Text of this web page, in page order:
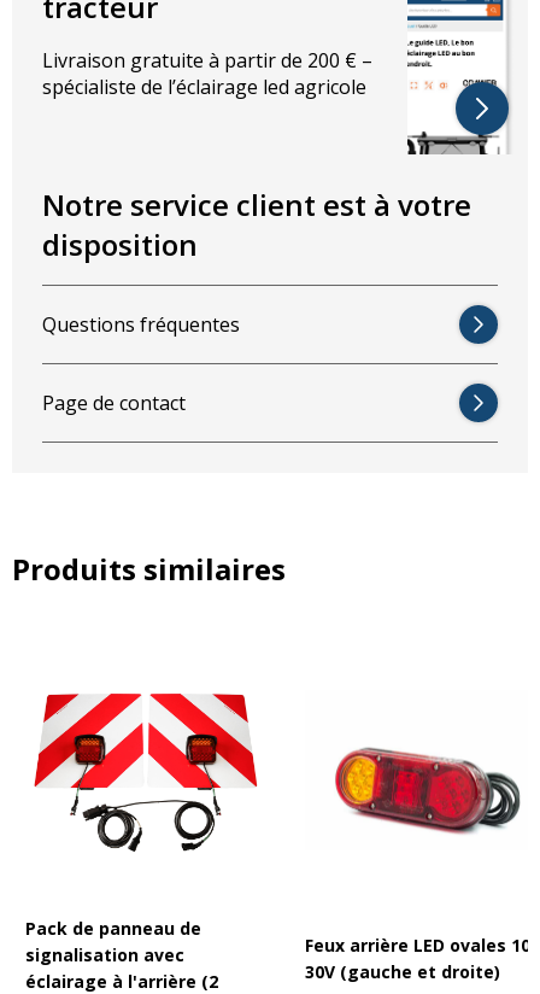
Livraison gratuite à partir de 200 € –
spécialiste de l’éclairage led agricole
Notre service client est à votre
disposition
Questions fréquentes
Page de contact
Produits similaires
Pack de panneau de
signalisation avec
éclairage à l'arrière (2
Feux arrière LED ovales 10-
30V (gauche et droite)